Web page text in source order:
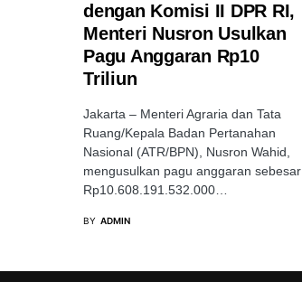
dengan Komisi II DPR RI,
Menteri Nusron Usulkan
Pagu Anggaran Rp10
Triliun
Jakarta – Menteri Agraria dan Tata
Ruang/Kepala Badan Pertanahan
Nasional (ATR/BPN), Nusron Wahid,
mengusulkan pagu anggaran sebesar
Rp10.608.191.532.000…
BY ADMIN